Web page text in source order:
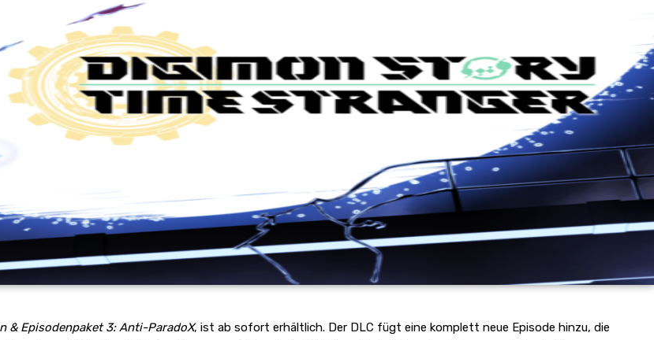
& Episodenpaket 3: Anti-ParadoX, ist ab sofort erhältlich. Der DLC fügt eine komplett neue Episode hinzu, die